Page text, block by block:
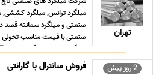
تهران
میلگرد ترانس, میلگرد کششی,
صنعتی و میلگرد سمانته قصد
صنعتی با قیمت مناسب
میلگرد ترانس, میلگرد ترانسی ST37 , می ... ...
2 روز پیش فروش سانترال با گارانتی